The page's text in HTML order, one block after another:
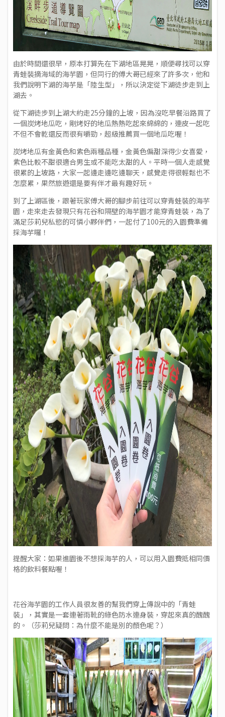
由於時間還很早，原本打算先在下湖地區晃晃，順便尋找可以穿
青蛙裝摘海域的海芋園，但同行的傅大哥已經來了許多次，他和
我們說明下湖的海芋是「陸生型」，所以決定從下湖徒步走到上
湖去。
從下湖徒步到上湖大約走25分鐘的上坡，因為沒吃早餐沿路買了
一個炭烤地瓜吃，剛烤好的地瓜熱熱吃起來綿綿的，連皮一起吃
不但不會乾還反而很有嚼勁，超級推薦買一個地瓜吃喔！
炭烤地瓜有金黃色和紫色兩種品種，金黃色偏甜深得少女喜愛，
紫色比較不甜很適合男生或不能吃太甜的人。平時一個人走感覺
很累的上坡路，大家一起邊走邊吃邊聊天，感覺走得很輕鬆也不
怎麼累，果然旅遊還是要有伴才最有趣好玩。
到了上湖區後，跟著玩家傅大哥的腳步前往可以穿青蛙裝的海芋
園，走來走去發現只有花谷和隔壁的海芋園才能穿青蛙裝，為了
滿足莎莉兒私慾的可憐小夥伴們，一起付了100元的入園費準備
採海芋囉！
提醒大家：如果進園後不想採海芋的人，可以用入園費抵相同價
格的飲料餐點喔！
花谷海芋園的工作人員很友善的幫我們穿上傳說中的「青蛙
裝」，其實是一套連著雨靴的綠色防水連身裝，穿起來真的醜醜
的。（莎莉兒疑問：為什麼不能是別的顏色呢？）